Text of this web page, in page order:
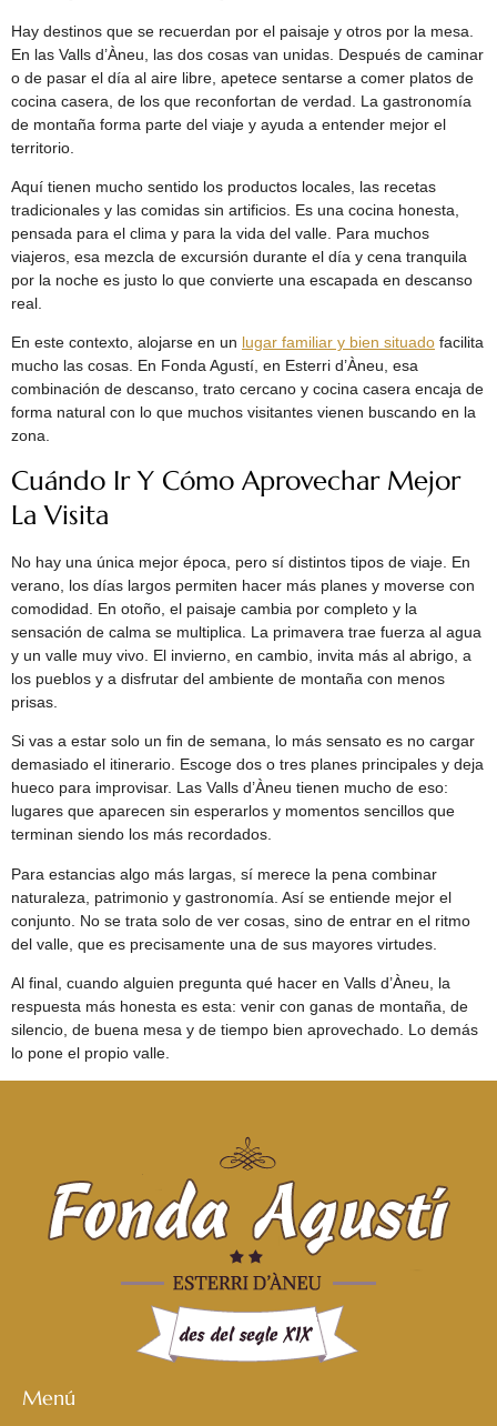
Hay destinos que se recuerdan por el paisaje y otros por la mesa.
En las Valls d’Àneu, las dos cosas van unidas. Después de caminar
o de pasar el día al aire libre, apetece sentarse a comer platos de
cocina casera, de los que reconfortan de verdad. La gastronomía
de montaña forma parte del viaje y ayuda a entender mejor el
territorio.
Aquí tienen mucho sentido los productos locales, las recetas
tradicionales y las comidas sin artificios. Es una cocina honesta,
pensada para el clima y para la vida del valle. Para muchos
viajeros, esa mezcla de excursión durante el día y cena tranquila
por la noche es justo lo que convierte una escapada en descanso
real.
En este contexto, alojarse en un lugar familiar y bien situado facilita
mucho las cosas. En Fonda Agustí, en Esterri d’Àneu, esa
combinación de descanso, trato cercano y cocina casera encaja de
forma natural con lo que muchos visitantes vienen buscando en la
zona.
Cuándo Ir Y Cómo Aprovechar Mejor
La Visita
No hay una única mejor época, pero sí distintos tipos de viaje. En
verano, los días largos permiten hacer más planes y moverse con
comodidad. En otoño, el paisaje cambia por completo y la
sensación de calma se multiplica. La primavera trae fuerza al agua
y un valle muy vivo. El invierno, en cambio, invita más al abrigo, a
los pueblos y a disfrutar del ambiente de montaña con menos
prisas.
Si vas a estar solo un fin de semana, lo más sensato es no cargar
demasiado el itinerario. Escoge dos o tres planes principales y deja
hueco para improvisar. Las Valls d’Àneu tienen mucho de eso:
lugares que aparecen sin esperarlos y momentos sencillos que
terminan siendo los más recordados.
Para estancias algo más largas, sí merece la pena combinar
naturaleza, patrimonio y gastronomía. Así se entiende mejor el
conjunto. No se trata solo de ver cosas, sino de entrar en el ritmo
del valle, que es precisamente una de sus mayores virtudes.
Al final, cuando alguien pregunta qué hacer en Valls d’Àneu, la
respuesta más honesta es esta: venir con ganas de montaña, de
silencio, de buena mesa y de tiempo bien aprovechado. Lo demás
lo pone el propio valle.
Menú